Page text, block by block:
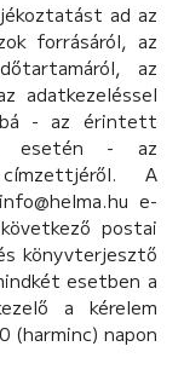
ad az
forrásáról, az
az
adatkezeléssel
- az érintett
esetén - az
A
e-
postai
könyvterjesztő
esetben a
a kérelem
(harminc) napon